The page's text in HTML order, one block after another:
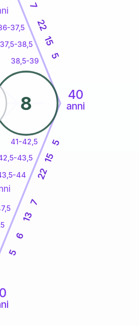
40
anni
37,5
37,5-38,5
38,5-39
41-42,5
43,5
44
7
22
15
5
5
15
22
7
13
6
5
8